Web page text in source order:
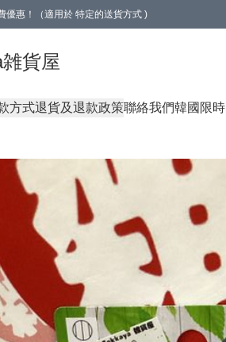
優惠！（適用於 特定的送貨方式 )
貨屋
方式退貨及退款政策聯絡我們韓國限時